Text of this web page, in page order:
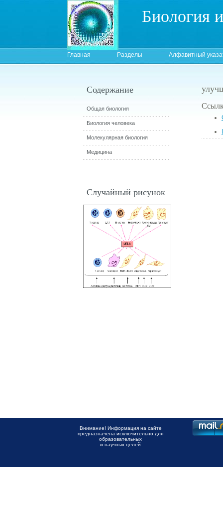
Биология
Главная Разделы Алфавитный
Содержание
Общая биология
Биология человека
Молекулярная биология
Медицина
Случайный рисунок
Внимание! Информация на сайте
предназначена исключительно для
образовательных
и научных целей